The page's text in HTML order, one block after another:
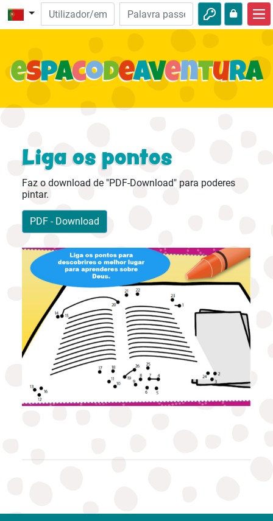
Aventuras da Bíblia
Liga os pontos
Faz o download de "PDF-Download" para poderes
pintar.
PDF - Download